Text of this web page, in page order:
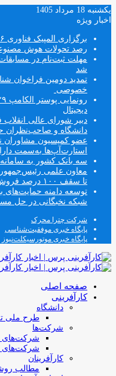
یکشنبه 18 مرداد 1405
اخبار ویژه
برگزاری المپیک فناوری ۲۰۲۶ مهرماه ۱۴۰۵ در پارک فناوری پردیس
رصد تحولات هوش
شد
تمدید دومین فراخوان
خصوصی
دیجیتال
دبیر شورای عالی انقلاب
دانشگاه و صاحب‌نظران
عضو کمیسیون مشاوران
استارت‌آپ‌ها به‌سمت
سه بانک کشور به
معاون علمی رئیس‌جمهور
تا سقف ۱۰۰ درصد فروش دانش‌بنیان‌ها
توسعه دامنه حمایت‌های
شبکه نخبگانی در حل
شرکت چترا محرک
پایگاه خبری موفقیت‌شناسی
پایگاه خبری موتورسیکلت‌نیوز
صفحه اصلی
کارآفرینی
دانشگاه
طرح ملی
شرکت‌ها
شرکت‌های
شرکت‌های
کارآفرینان
مطالب